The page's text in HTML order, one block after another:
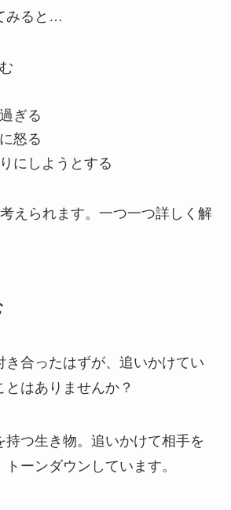
みると…
ぎる
怒る
にしようとする
えられます。一つ一つ詳しく解
き合ったはずが、追いかけてい
とはありませんか？
持つ生き物。追いかけて相手を
ーンダウンしています。